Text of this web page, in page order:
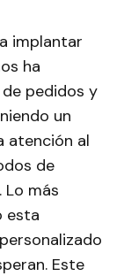
implantar
ha
pedidos y
un
atención al
de
más
esta
Este